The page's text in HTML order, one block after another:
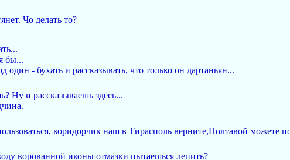
Чо делать то?
бы...
один - бухать и рассказывать, что только он дартаньян...
Ну и рассказываешь здесь...
коридорчик наш в Тирасполь верните,Полтавой можете
ворованной иконы отмазки пытаешься лепить?